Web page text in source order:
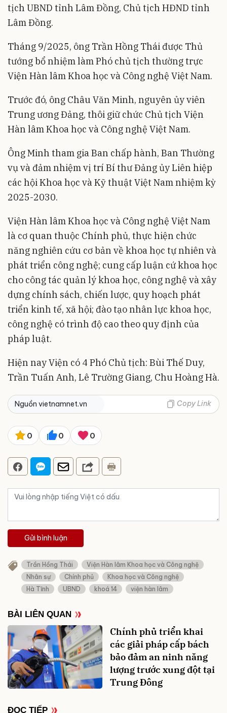
tịch UBND tỉnh Lâm Đồng, Chủ tịch HĐND tỉnh
Lâm Đồng.
Tháng 9/2025, ông Trần Hồng Thái được Thủ
tướng bổ nhiệm làm Phó chủ tịch thường trực
Viện Hàn lâm Khoa học và Công nghệ Việt Nam.
Trước đó, ông Châu Văn Minh, nguyên ủy viên
Trung ương Đảng, thôi giữ chức Chủ tịch Viện
Hàn lâm Khoa học và Công nghệ Việt Nam.
Ông Minh tham gia Ban chấp hành, Ban Thường
vụ và đảm nhiệm vị trí Bí thư Đảng ủy Liên hiệp
các hội Khoa học và Kỹ thuật Việt Nam nhiệm kỳ
2025-2030.
Viện Hàn lâm Khoa học và Công nghệ Việt Nam
là cơ quan thuộc Chính phủ, thực hiện chức
năng nghiên cứu cơ bản về khoa học tự nhiên và
phát triển công nghệ; cung cấp luận cứ khoa học
cho công tác quản lý khoa học, công nghệ và xây
dựng chính sách, chiến lược, quy hoạch phát
triển kinh tế, xã hội; đào tạo nhân lực khoa học,
công nghệ có trình độ cao theo quy định của
pháp luật.
Hiện nay Viện có 4 Phó Chủ tịch: Bùi Thế Duy,
Trần Tuấn Anh, Lê Trường Giang, Chu Hoàng Hà.
Nguồn vietnamnet.vn Copy Link
0 0 0
Gửi bình luận
Trần Hồng Thái
Viện Hàn lâm Khoa học và Công nghệ
Nhân sự
Chính phủ
Khoa học và Công nghệ
Hà Tĩnh
UBND khoá 14 viện hàn lâm
BÀI LIÊN QUAN
Chính phủ triển khai
các giải pháp cấp bách
bảo đảm an ninh năng
lượng trước xung đột tại
Trung Đông
ĐỌC TIẾP